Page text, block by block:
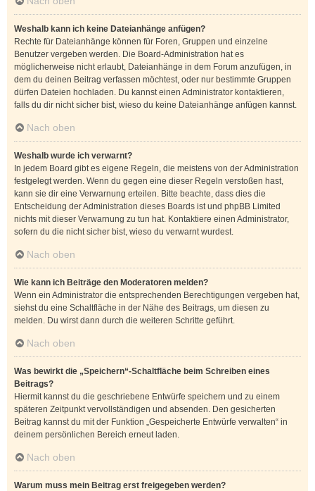
Weshalb kann ich keine Dateianhänge anfügen?
Rechte für Dateianhänge können für Foren, Gruppen und einzelne
Benutzer vergeben werden. Die Board-Administration hat es
möglicherweise nicht erlaubt, Dateianhänge in dem Forum anzufügen, in
dem du deinen Beitrag verfassen möchtest, oder nur bestimmte Gruppen
dürfen Dateien hochladen. Du kannst einen Administrator kontaktieren,
falls du dir nicht sicher bist, wieso du keine Dateianhänge anfügen kannst.
Nach oben
Weshalb wurde ich verwarnt?
In jedem Board gibt es eigene Regeln, die meistens von der Administration
festgelegt werden. Wenn du gegen eine dieser Regeln verstoßen hast,
kann sie dir eine Verwarnung erteilen. Bitte beachte, dass dies die
Entscheidung der Administration dieses Boards ist und phpBB Limited
nichts mit dieser Verwarnung zu tun hat. Kontaktiere einen Administrator,
sofern du die nicht sicher bist, wieso du verwarnt wurdest.
Nach oben
Wie kann ich Beiträge den Moderatoren melden?
Wenn ein Administrator die entsprechenden Berechtigungen vergeben hat,
siehst du eine Schaltfläche in der Nähe des Beitrags, um diesen zu
melden. Du wirst dann durch die weiteren Schritte geführt.
Nach oben
Was bewirkt die „Speichern“-Schaltfläche beim Schreiben eines
Beitrags?
Hiermit kannst du die geschriebene Entwürfe speichern und zu einem
späteren Zeitpunkt vervollständigen und absenden. Den gesicherten
Beitrag kannst du mit der Funktion „Gespeicherte Entwürfe verwalten“ in
deinem persönlichen Bereich erneut laden.
Nach oben
Warum muss mein Beitrag erst freigegeben werden?